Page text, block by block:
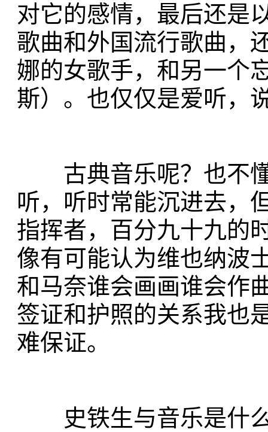
对它的感情，最后还是
歌曲和外国流行歌曲，
娜的女歌手，和另一个
斯）。也仅仅是爱听，
古典音乐呢？也不懂
听，听时常能沉进去，
指挥者，百分九十九的
像有可能认为维也纳波
和马奈谁会画画谁会作
签证和护照的关系我也
难保证。
史铁生与音乐是什么